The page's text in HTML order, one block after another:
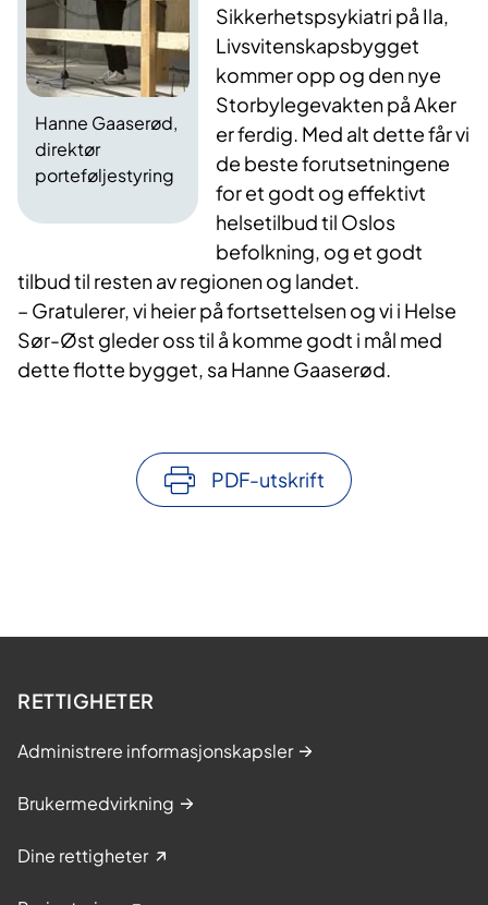
Hanne Gaaserød,
direktør
porteføljestyring​
Sikkerhetspsykiatri på Ila,
Livsvitenskapsbygget
kommer opp og den nye
Storbylegevakten på Aker
er ferdig. Med alt dette får vi
de beste forutsetningene
for et godt og effektivt
helsetilbud til Oslos
befolkning, og et godt
tilbud til resten av regionen og landet.
– Gratulerer, vi heier på fortsettelsen og vi i Helse
Sør-Øst gleder oss til å komme godt i mål med
dette flotte bygget, sa Hanne Gaaserød. ​​​
PDF-utskrift
RETTIGHETER
Administrere informasjonskapsler
Brukermedvirkning
Dine rettigheter